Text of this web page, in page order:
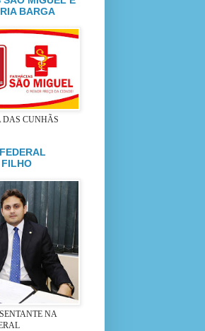
BARGA
CUNHÃS
NA